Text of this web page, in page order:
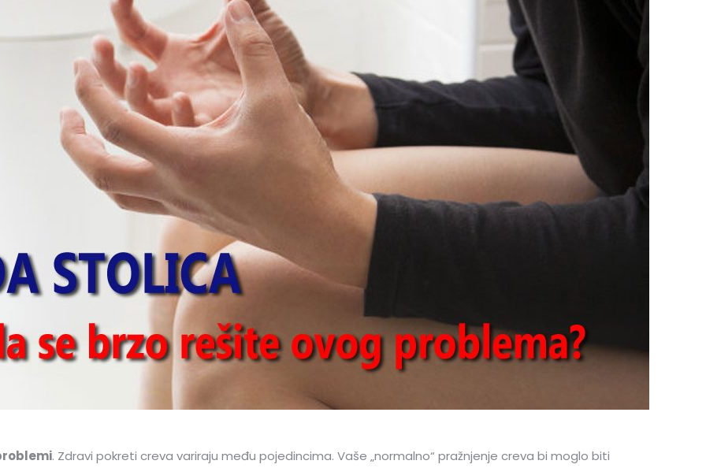
. Zdravi pokreti creva variraju među pojedincima. Vaše „normalno“ pražnjenje creva bi moglo biti